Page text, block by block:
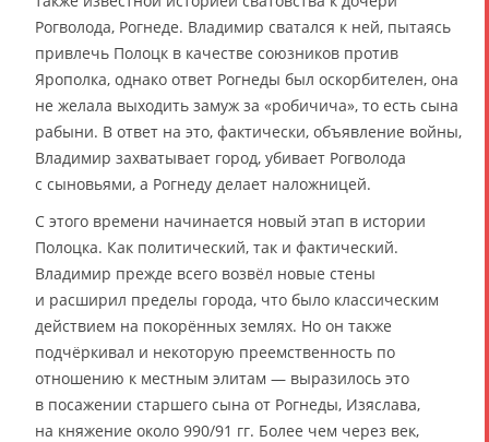
Рогволода, Рогнеде. Владимир сватался к ней, пытаясь
привлечь Полоцк в качестве союзников против
Ярополка, однако ответ Рогнеды был оскорбителен, она
не желала выходить замуж за «робичича», то есть сына
рабыни. В ответ на это, фактически, объявление войны,
Владимир захватывает город, убивает Рогволода
с сыновьями, а Рогнеду делает наложницей.
С этого времени начинается новый этап в истории
Полоцка. Как политический, так и фактический.
Владимир прежде всего возвёл новые стены
и расширил пределы города, что было классическим
действием на покорённых землях. Но он также
подчёркивал и некоторую преемственность по
отношению к местным элитам — выразилось это
в посажении старшего сына от Рогнеды, Изяслава,
на княжение около 990/91 гг. Более чем через век,